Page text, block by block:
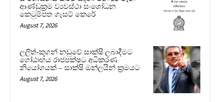
ආණ්ඩුක්‍රම ව්‍යවස්ථා සංශෝධන
කෙටුම්පත ගැසට් කෙරේ
August 7, 2026
ලලිත්-කූගන් නඩුවේ සාක්ෂි ලබාදීමට
ගෝඨාභය රාජපක්ෂට අධිකරණ
නියෝගයක් – සාක්ෂි ඔන්ලයින් ක්‍රමයට
August 7, 2026